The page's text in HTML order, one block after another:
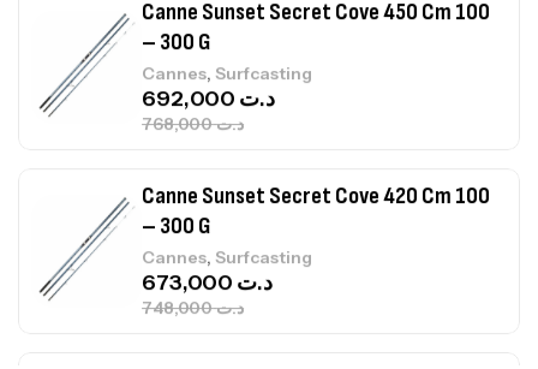
Canne Sunset Secret Cove 420 Cm 100
– 300 G
Cannes, Surfcasting
د.ت748,000
د.ت 673,000
Canne Jigging Sunset Massive Attack
1.83m 120/250gr 30kg
Cannes, Jigging
د.ت379,000
د.ت340,000